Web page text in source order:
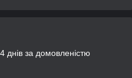
днів за домовленістю